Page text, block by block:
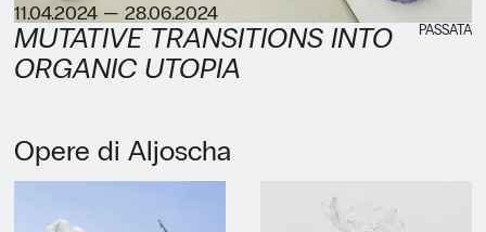
11.04.2024 — 28.06.2024
MUTATIVE TRANSITIONS INTO
ORGANIC UTOPIA
PASSATA
Opere di Aljoscha